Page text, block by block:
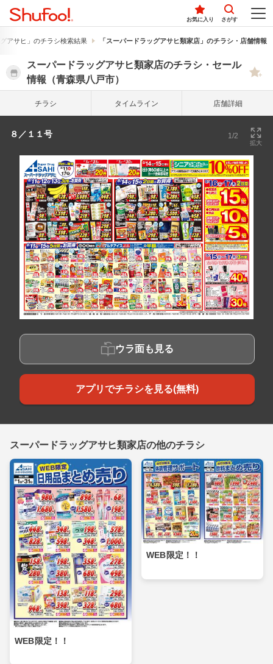
お気に入り さがす
アサヒ」のチラシ検索結果 「スーパードラッグアサヒ類家店」のチラシ・店舗情報
スーパードラッグアサヒ類家店のチラシ・セール
情報（青森県八戸市）
チラシ タイム ライン 店舗詳細
８／１１号 1/2
拡大
ウラ面も見る
アプリでチラシを見る(無料)
スーパードラッグアサヒ類家店の他のチラシ
WEB限定！！
WEB限定！！